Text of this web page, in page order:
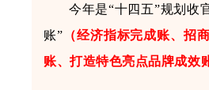
今年是“十四五”规划收
账” （经济指标完成账、招
账、打造特色亮点品牌成效